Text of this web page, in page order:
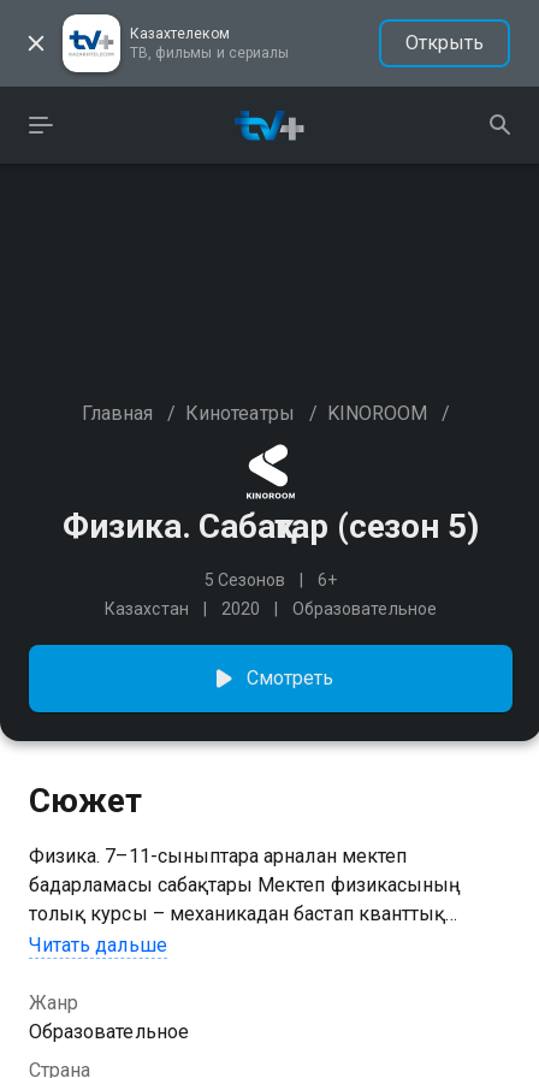
Казахтелеком
ТВ, фильмы и сериалы
Открыть
Главная / Кинотеатры / KINOROOM /
Физика. Сабақтар (сезон 5)
5 Сезонов
6+
Казахстан
2020 Образовательное
Смотреть
Сюжет
Физика. 7–11-сыныптарға арналған мектеп
бағдарламасы сабақтары Мектеп физикасының
толық курсы – механикадан бастап кванттық
құбылыстарға дейін, көрнекі мысалдармен және
мұғалімдер формулаларды, заңдарды және есеп
шығару жолдарын меңгеруге көмектеседі, ал үй
тапсырмалары өтілген материалды бекітеді.
Читать дальше
Жанр
Образовательное
Страна